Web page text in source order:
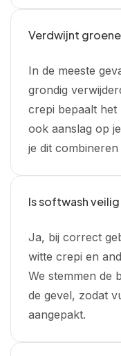
Verdwijnt
In de meeste
grondig
crepi bepaalt het
ook aanslag op
je dit combineren
Is softwash
Ja, bij correct
witte crepi en
We stemmen de
de gevel, zodat
aangepakt.